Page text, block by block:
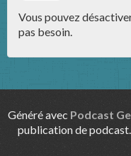
Vous pouvez
pas besoin.
Généré avec Podcast
publication de